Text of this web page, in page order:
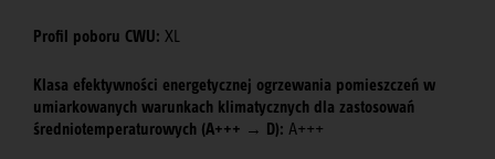
Profil poboru CWU: XL
Klasa efektywności energetycznej ogrzewania pomieszczeń w
umiarkowanych warunkach klimatycznych dla zastosowań
średniotemperaturowych (A+++ → D): A+++